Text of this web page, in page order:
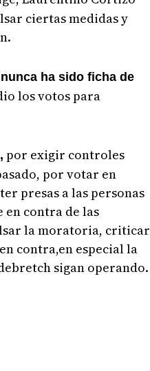
ciertas medidas y
ha sido ficha de
los votos para
por exigir controles
por votar en
presas a las personas
contra de las
la moratoria, criticar
contra,en especial la
sigan operando.